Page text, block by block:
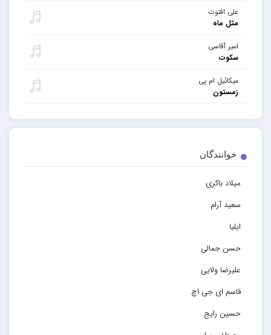
علی افتوت
مثل ماه
امیر آقاسی
سکوت
میکائیل ام پی
زمستون
خوانندگان
میلاد باکری
سعید آرام
ایلیا
حسن جمالی
علیرضا ولایی
قاسم ای جی اچ
حسین رایج